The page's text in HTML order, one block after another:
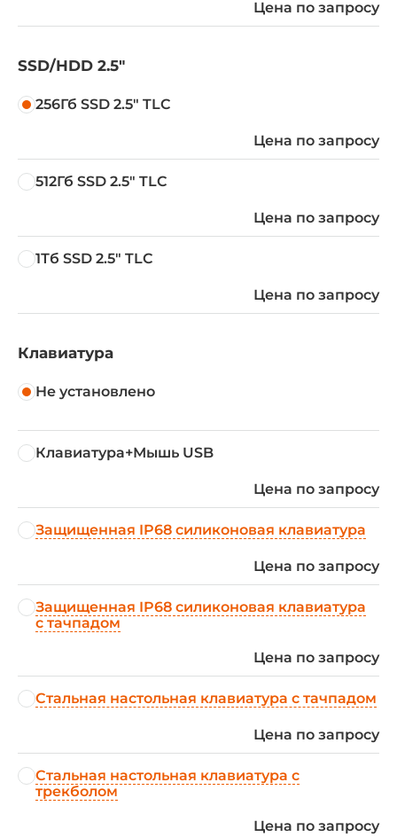
Цена по запросу
SSD/HDD 2.5"
256Гб SSD 2.5" TLC
Цена по запросу
512Гб SSD 2.5" TLC
Цена по запросу
1Тб SSD 2.5" TLC
Цена по запросу
Клавиатура
Не установлено
Клавиатура+Мышь USB
Цена по запросу
Защищенная IP68 силиконовая клавиатура
Цена по запросу
Защищенная IP68 силиконовая клавиатура
с тачпадом
Цена по запросу
Стальная настольная клавиатура с тачпадом
Цена по запросу
Стальная настольная клавиатура с
трекболом
Цена по запросу